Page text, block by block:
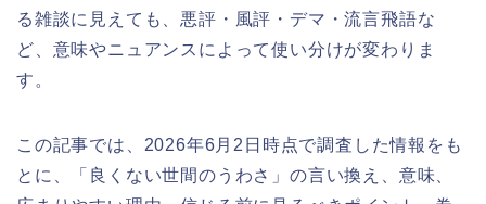
る雑談に見えても、悪評・風評・デマ・流言飛語な
ど、意味やニュアンスによって使い分けが変わりま
す。
この記事では、2026年6月2日時点で調査した情報をも
とに、「良くない世間のうわさ」の言い換え、意味、